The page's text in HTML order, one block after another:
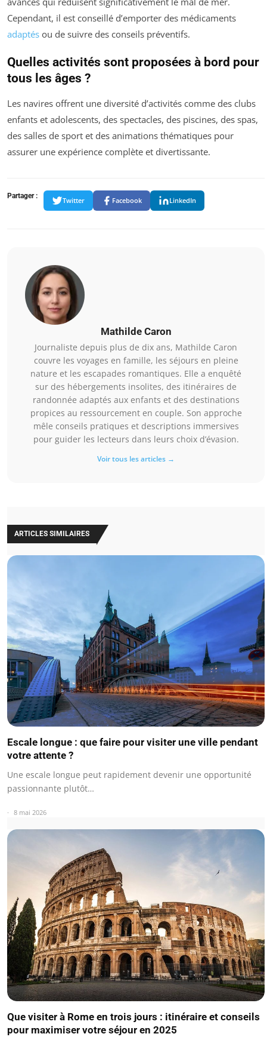
Cependant, il est conseillé d’emporter des médicaments
adaptés ou de suivre des conseils préventifs.
Quelles activités sont proposées à bord pour
tous les âges ?
Les navires offrent une diversité d’activités comme des clubs
enfants et adolescents, des spectacles, des piscines, des spas,
des salles de sport et des animations thématiques pour
assurer une expérience complète et divertissante.
Partager :
Twitter Facebook LinkedIn
Mathilde Caron
Journaliste depuis plus de dix ans, Mathilde Caron
couvre les voyages en famille, les séjours en pleine
nature et les escapades romantiques. Elle a enquêté
sur des hébergements insolites, des itinéraires de
randonnée adaptés aux enfants et des destinations
propices au ressourcement en couple. Son approche
mêle conseils pratiques et descriptions immersives
pour guider les lecteurs dans leurs choix d’évasion.
Voir tous les articles →
ARTICLES SIMILAIRES
Escale longue : que faire pour visiter une ville pendant
votre attente ?
Une escale longue peut rapidement devenir une opportunité
passionnante plutôt…
8 mai 2026
Que visiter à Rome en trois jours : itinéraire et conseils
pour maximiser votre séjour en 2025